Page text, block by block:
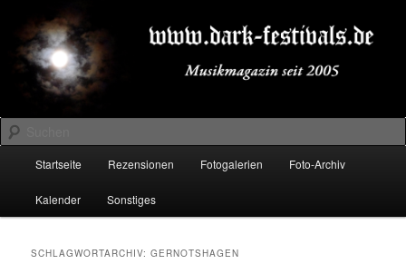
primären
Inhalt
springen
sekundären
Inhalt
springenDARK-FESTIVALS.DE
Suchen
Startseite Rezensionen Fotogalerien Foto-Archiv
Kalender Sonstiges
SCHLAGWORTARCHIV:GERNOTSHAGEN